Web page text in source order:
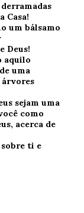
derramadas
Casa!
um bálsamo
Deus!
aquilo
uma
árvores
sejam uma
como
acerca de
sobre ti e